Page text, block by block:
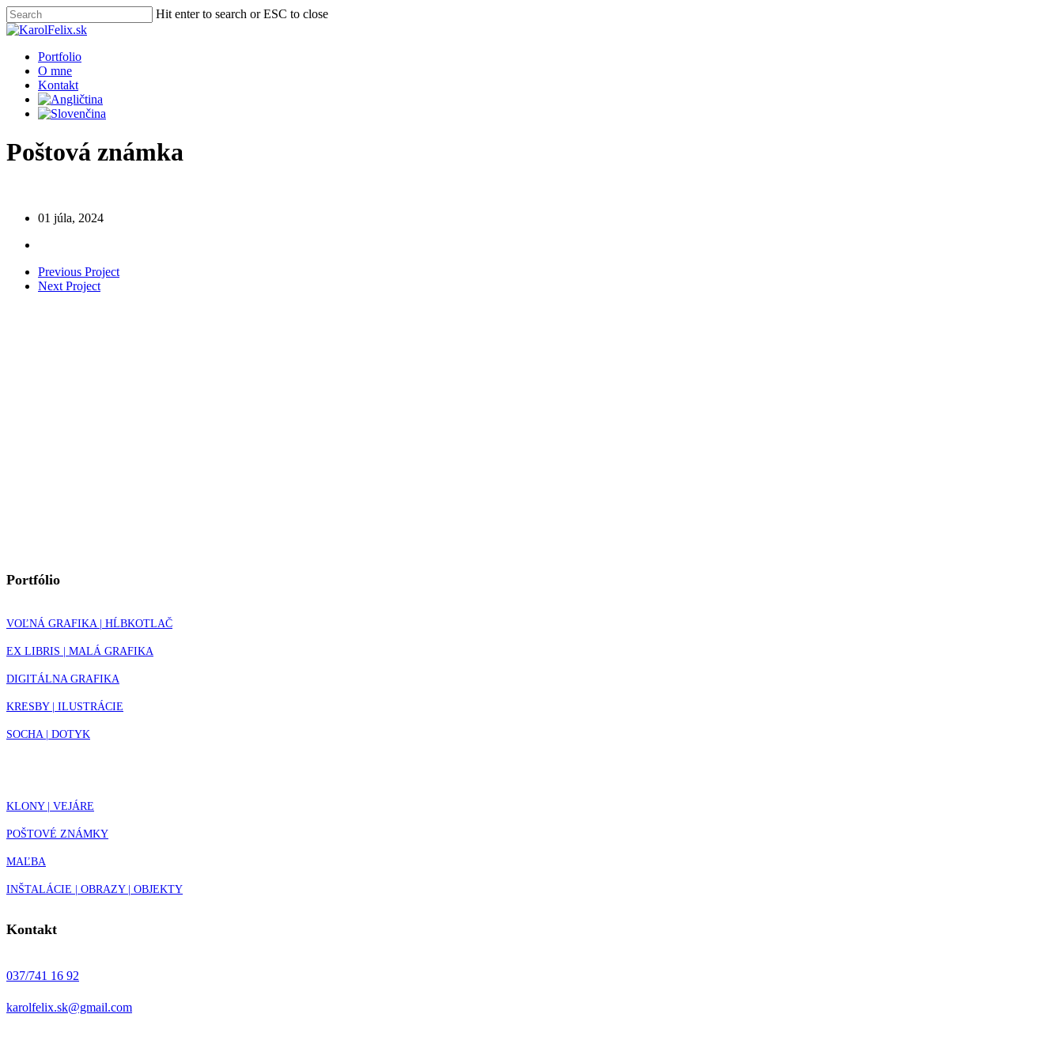
Skip
to
content
Hit enter to search or ESC to close
Close
Menu
Portfolio
O mne
Kontakt
Poštová známka
01 júla, 2024
Previous Project
Next Project
Portfólio
VOĽNÁ GRAFIKA | HĹBKOTLAČ
EX LIBRIS | MALÁ GRAFIKA
DIGITÁLNA GRAFIKA
KRESBY | ILUSTRÁCIE
SOCHA | DOTYK
KLONY | VEJÁRE
POŠTOVÉ ZNÁMKY
MAĽBA
INŠTALÁCIE | OBRAZY | OBJEKTY
Kontakt
037/741 16 92
karolfelix.sk@gmail.com